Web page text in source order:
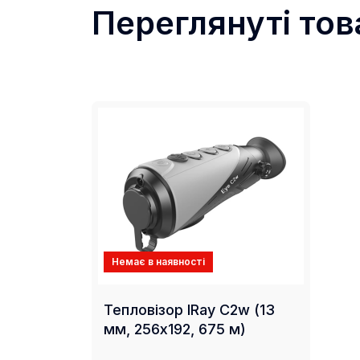
Переглянуті
Немає в наявності
Тепловізор IRay C2w (13
мм, 256х192, 675 м)